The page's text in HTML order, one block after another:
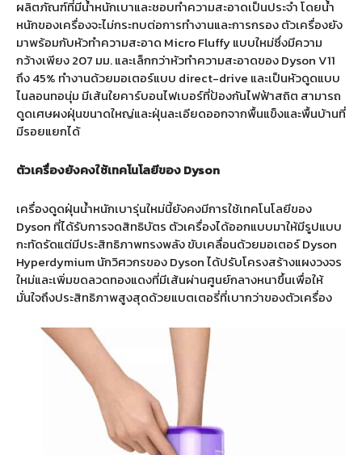
ผลิตภัณฑ์ที่มีน้ำหนักเบาและชอบทำความสะอาดเป็นประจำ โดยน้ำ
หนักของเครื่องจะไม่กระทบต่อการทำงานและการกรอง ตัวเครื่องยัง
มาพร้อมกับหัวทำความสะอาด Micro Fluffy แบบใหม่ซึ่งมีความ
กว้างเพียง 207 มม. และเล็กกว่าหัวทำความสะอาดของ Dyson V11
ถึง 45% ทำงานด้วยมอเตอร์แบบ direct-drive และเป็นหัวดูดแบบ
ไนลอนทอนุ่ม มีเส้นใยคาร์บอนไฟเบอร์ที่ป้องกันไฟฟ้าสถิต สามารถ
ดูดเศษผงฝุ่นขนาดใหญ่และฝุ่นละเอียดออกจากพื้นแข็งและพื้นบ้านที่
มีรอยแยกได้
ตัวเครื่องยังคงใช้เทคโนโลยีของDyson
เครื่องดูดฝุ่นน้ำหนักเบารุ่นใหม่นี้ยังคงมีการใช้เทคโนโลยีของ
Dyson ที่ได้รับการจดสิทธิบัตร ตัวเครื่องได้ออกแบบมาให้มีรูปแบบ
กะทัดรัดแต่มีประสิทธิภาพทรงพลัง ขับเคลื่อนด้วยมอเตอร์ Dyson
Hyperdymium นักวิศวกรของ Dyson ได้ปรับโครงสร้างแผงวงจร
ใหม่และเพิ่มขดลวดทองแดงที่มีเส้นผ่านศูนย์กลางหนาขึ้นเพื่อให้
มั่นใจถึงประสิทธิภาพสูงสุดด้วยแบตเตอรี่ที่เบากว่าของตัวเครื่อง